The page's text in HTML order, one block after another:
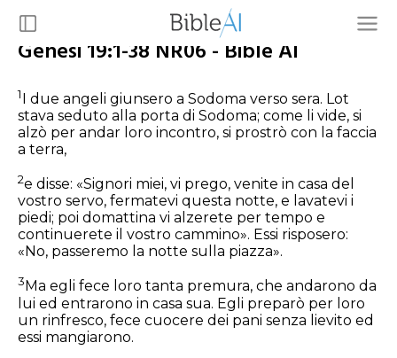
Genesi 19:1-38 NR06 - Bible AI
1I due angeli giunsero a Sodoma verso sera. Lot
stava seduto alla porta di Sodoma; come li vide, si
alzò per andar loro incontro, si prostrò con la faccia
a terra,
2e disse: «Signori miei, vi prego, venite in casa del
vostro servo, fermatevi questa notte, e lavatevi i
piedi; poi domattina vi alzerete per tempo e
continuerete il vostro cammino». Essi risposero:
«No, passeremo la notte sulla piazza».
3 Ma egli fece loro tanta premura, che andarono da
lui ed entrarono in casa sua. Egli preparò per loro
un rinfresco, fece cuocere dei pani senza lievito ed
essi mangiarono.